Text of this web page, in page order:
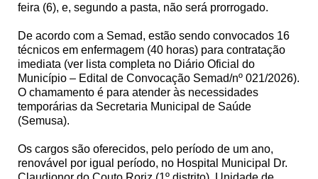
feira (6), e, segundo a pasta, não será prorrogado.
De acordo com a Semad, estão sendo convocados 16
técnicos em enfermagem (40 horas) para contratação
imediata (ver lista completa no Diário Oficial do
Município – Edital de Convocação Semad/nº 021/2026).
O chamamento é para atender às necessidades
temporárias da Secretaria Municipal de Saúde
(Semusa).
Os cargos são oferecidos, pelo período de um ano,
renovável por igual período, no Hospital Municipal Dr.